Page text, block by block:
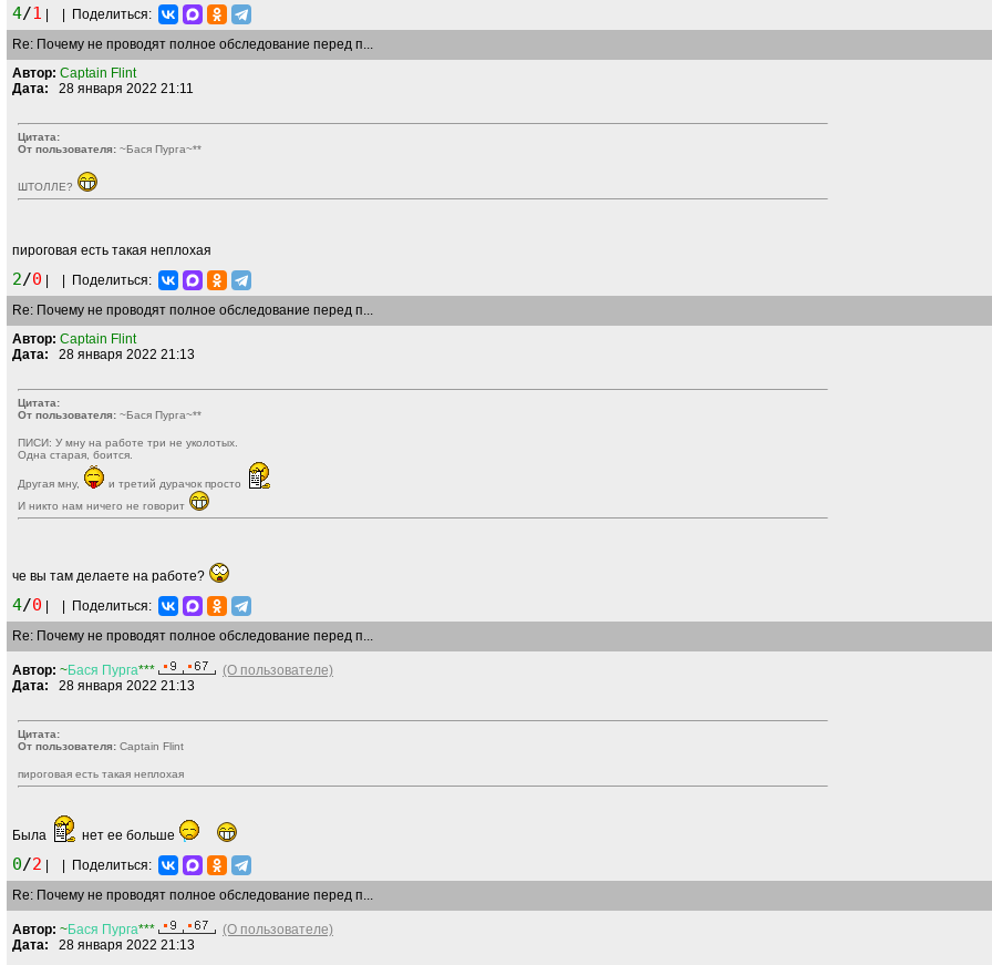
4/1
Поделиться:
Re: Почему не проводят полное обследование перед п...
Автор: Captain Flint
Дата: 28 января 2022 21:11
Цитата:
От пользователя: ~Бася Пурга~**
ШТОЛЛЕ?
пироговая есть такая неплохая
2/0
Поделиться:
Re: Почему не проводят полное обследование перед п...
Автор: Captain Flint
Дата: 28 января 2022 21:13
Цитата:
От пользователя: ~Бася Пурга~**
ПИСИ: У мну на работе три не уколотых.
Одна старая, боится.
Другая мну,
и третий дурачок просто
И никто нам ничего не говорит
че вы там делаете на работе?
4/0
Поделиться:
Re: Почему не проводят полное обследование перед п...
Автор: ~Бася Пурга***
(О пользователе)
Дата: 28 января 2022 21:13
Цитата:
От пользователя: Captain Flint
пироговая есть такая неплохая
Была нет ее больше
0/2
Поделиться:
Re: Почему не проводят полное обследование перед п...
Автор: ~Бася Пурга***
(О пользователе)
Дата: 28 января 2022 21:13